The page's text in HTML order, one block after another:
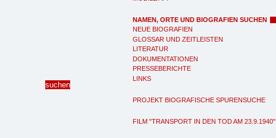
NAMEN, ORTE UND BIOGRAFIEN SUCHEN
NEUE BIOGRAFIEN
GLOSSAR UND ZEITLEISTEN
LITERATUR
DOKUMENTATIONEN
PRESSEBERICHTE
LINKS
PROJEKT BIOGRAFISCHE SPURENSUCHE
FILM "TRANSPORT IN DEN TOD AM 23.9.1940"